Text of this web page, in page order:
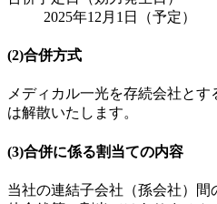
2025年12月1日（予定）
(2)合併方式
メディカル一光を存続会社と
は解散いたします。
(3)合併に係る割当ての内容
当社の連結子会社（孫会社）